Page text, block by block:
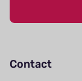
Contact